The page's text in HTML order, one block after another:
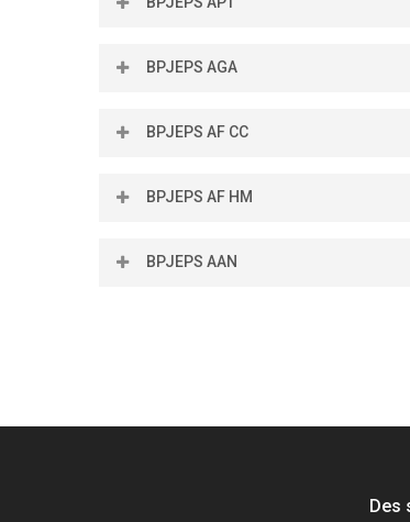
BPJEPS AGA
BPJEPS AF CC
BPJEPS AF HM
BPJEPS AAN
Des